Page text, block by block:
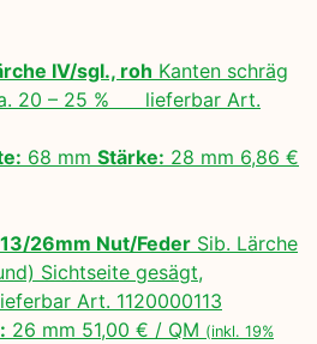
IV/sgl., roh Kanten schräg
20 – 25 % lieferbar Art.
68 mm Stärke: 28 mm 6,86 €
26mm Nut/Feder Sib. Lärche
Sichtseite gesägt,
Art. 1120000113
26 mm 51,00 € / QM (inkl. 19%